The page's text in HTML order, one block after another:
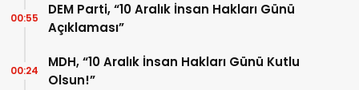
DEM Parti, “10 Aralık İnsan Hakları Günü
Açıklaması”
00:55
MDH, “10 Aralık İnsan Hakları Günü Kutlu
Olsun!”
00:24